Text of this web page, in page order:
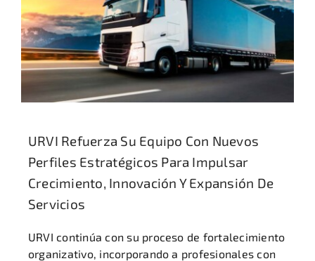
URVI Refuerza Su Equipo Con Nuevos
Perfiles Estratégicos Para Impulsar
Crecimiento, Innovación Y Expansión De
Servicios
URVI continúa con su proceso de fortalecimiento
organizativo, incorporando a profesionales con